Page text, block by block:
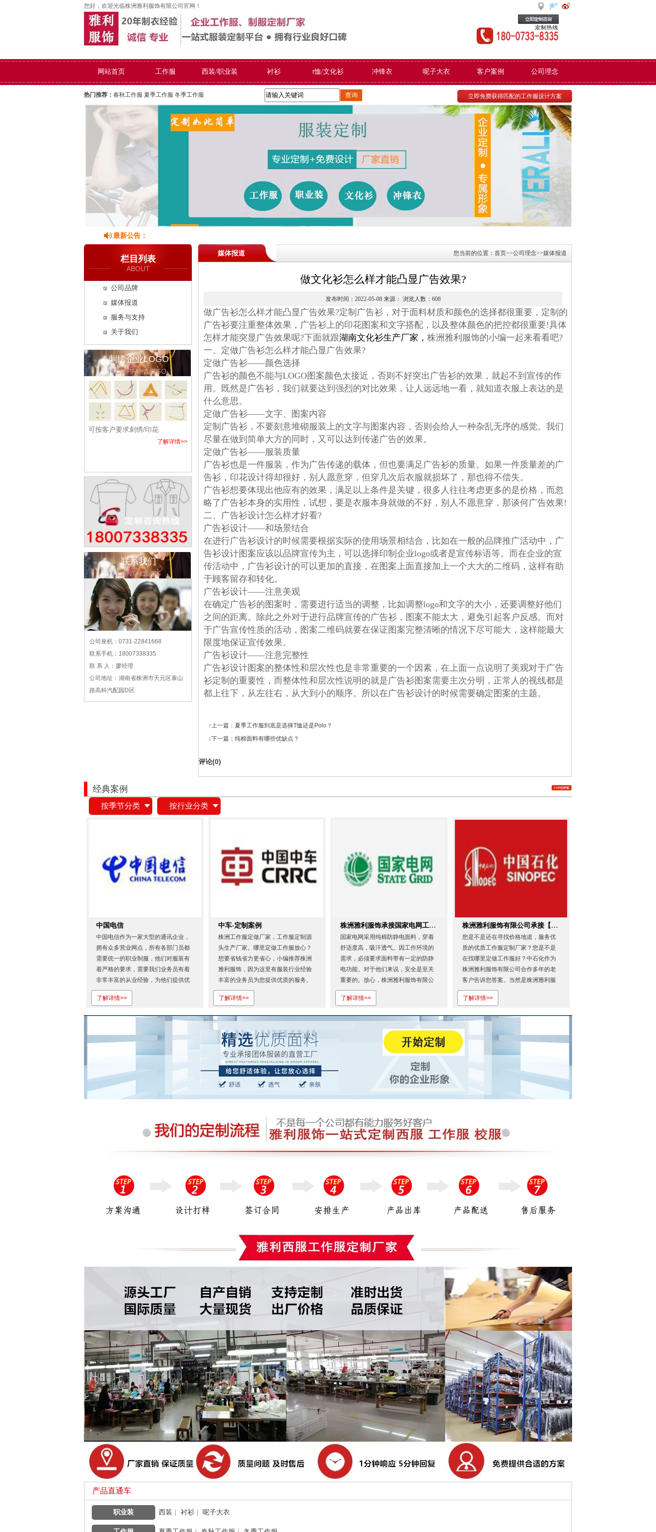
您好，欢迎光临株洲雅利服饰有限公司官网！
网站首页 工作服 西装/职业装 衬衫 t恤/文化衫 冲锋衣 呢子大衣 客户案例 公司理念
热门推荐： 春秋工作服 夏季工作服 冬季工作服 立即免费获得匹配的工作服设计方案
最新公告：
栏目列表
ABOUT
公司品牌
媒体报道
服务与支持
关于我们
刺绣企业LOGO
COMPANY LOGO
可按客户要求刺绣/印花
了解详情>>
联系我们
CONTACT US
公司座机：0731-22841668
联系手机：18007338335
联 系 人：廖经理
公司地址：湖南省株洲市天元区泰山
路高科汽配园D区
您当前的位置： 首页>>公司理念>>媒体报道
媒体报道
做文化衫怎么样才能凸显广告效果?
发布时间：2022-05-08 来源： 浏览人数： 608
做广告衫怎么样才能凸显广告效果?定制广告衫，对于面料材质和颜色的选择都很重要，定制的
广告衫要注重整体效果，广告衫上的印花图案和文字搭配，以及整体颜色的把控都很重要!具体
怎样才能突显广告效果呢?下面就跟湖南文化衫生产厂家 ， 株洲雅利服饰的小编一起来看看吧?
一、定做广告衫怎么样才能凸显广告效果?
定做广告衫——颜色选择
广告衫的颜色不能与LOGO图案颜色太接近，否则不好突出广告衫的效果，就起不到宣传的作
用。既然是广告衫，我们就要达到强烈的对比效果，让人远远地一看，就知道衣服上表达的是
什么意思。
定做广告衫——文字、图案内容
定制广告衫，不要刻意堆砌服装上的文字与图案内容，否则会给人一种杂乱无序的感觉。我们
尽量在做到简单大方的同时，又可以达到传递广告的效果。
定做广告衫——服装质量
广告衫也是一件服装，作为广告传递的载体，但也要满足广告衫的质量。如果一件质量差的广
告衫，印花设计得却很好，别人愿意穿，但穿几次后衣服就损坏了，那也得不偿失。
广告衫想要体现出他应有的效果，满足以上条件是关键，很多人往往考虑更多的是价格，而忽
略了广告衫本身的实用性，试想，要是衣服本身就做的不好，别人不愿意穿，那谈何广告效果!
二、广告衫设计怎么样才好看?
广告衫设计——和场景结合
在进行广告衫设计的时候需要根据实际的使用场景相结合，比如在一般的品牌推广活动中，广
告衫设计图案应该以品牌宣传为主，可以选择印制企业logo或者是宣传标语等。而在企业的宣
传活动中，广告衫设计的可以更加的直接，在图案上面直接加上一个大大的二维码，这样有助
于顾客留存和转化。
广告衫设计——注意美观
在确定广告衫的图案时，需要进行适当的调整，比如调整logo和文字的大小，还要调整好他们
之间的距离。除此之外对于进行品牌宣传的广告衫，图案不能太大，避免引起客户反感。而对
于广告宣传性质的活动，图案二维码就要在保证图案完整清晰的情况下尽可能大，这样能最大
限度地保证宣传效果。
广告衫设计——注意完整性
广告衫设计图案的整体性和层次性也是非常重要的一个因素，在上面一点说明了美观对于广告
衫定制的重要性，而整体性和层次性说明的就是广告衫图案需要主次分明，正常人的视线都是
都上往下，从左往右，从大到小的顺序。所以在广告衫设计的时候需要确定图案的主题。
↑上一篇： 夏季工作服到底是选择T恤还是Polo？
↓下一篇： 纯棉面料有哪些优缺点？
评论(0)
经典案例
按季节分类 按行业分类
中国电信
中国电信作为一家大型的通讯企业，
拥有众多营业网点，所有各部门员都
需要统一的职业制服，他们对服装有
着严格的要求，需要我们业务员有着
非常丰富的从业经验，为他们提供优
质的服务。从首次合作，我们就展现
出专业的服务态度和过硬的产品质
可才会一如既往地相信我们！株洲雅
利服饰有限公司是湖南省专业定做工
作...
了解详情>>
中车-定制案例
株洲工作服定做厂家，工作服定制源
头生产厂家。哪里定做工作服放心？
想要省钱省力更省心，小编推荐株洲
雅利服饰，因为这里有服装行业经验
丰富的业务员为您提供优质的服务。
欢迎登录株洲雅利服饰有限公司官
网...
了解详情>>
株洲雅利服饰承接国家电网工作服
国家电网采用纯棉防静电面料，穿着
舒适度高，吸汗透气。因工作环境的
需求，必须要求面料带有一定的防静
电功能。对于他们来说，安全是至关
重要的。放心，株洲雅利服饰有限公
司有制衣经验丰富的业务经理为您提
供优质的服务。选择我们，您只管放
官网...
了解详情>>
株洲雅利服饰有限公司承接【中石化】工作服定做
您是不是还在寻找价格地道，服务优
质的优质工作服定制厂家？您是不是
在找哪里定做工作服好？中石化作为
株洲雅利服饰有限公司合作多年的老
客户告诉您答案。当然是株洲雅利服
饰有限公司啦！欢迎登录株洲雅利服
饰有限公司官网。做出来的工作服，
衣厂家~株洲雅利服饰有限公司给你不
一样的优质的服务体验，你值得更...
了解详情>>
产品直通车
职业装 西装 衬衫 呢子大衣